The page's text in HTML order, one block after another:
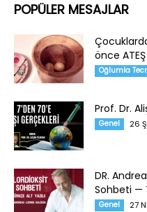
POPÜLER MESAJLAR
önce
Oğlumla
Prof. Dr.
Genel 26
DR.
Sohbeti —
Genel 27